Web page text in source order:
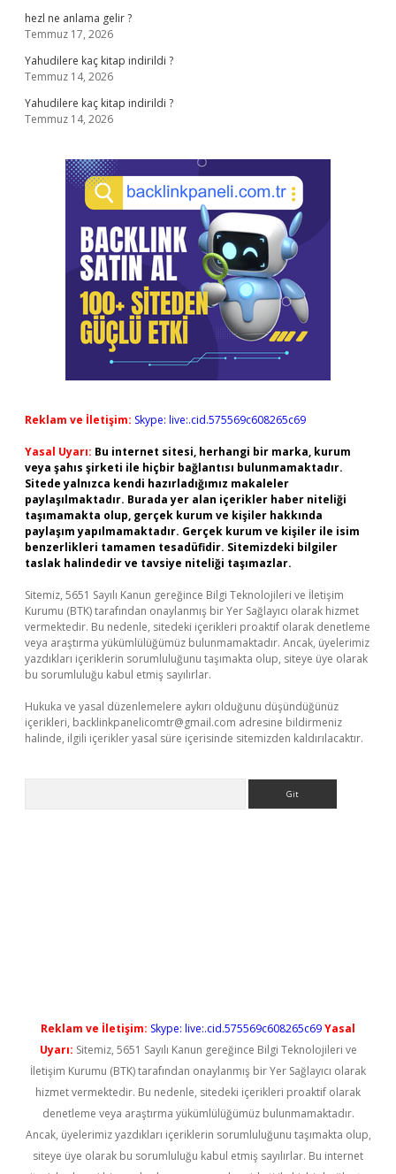
hezl ne anlama gelir ?
Temmuz 17, 2026
Yahudilere kaç kitap indirildi ?
Temmuz 14, 2026
Yahudilere kaç kitap indirildi ?
Temmuz 14, 2026
Reklam ve İletişim: Skype: live:.cid.575569c608265c69
Yasal Uyarı: Bu internet sitesi, herhangi bir marka, kurum
veya şahıs şirketi ile hiçbir bağlantısı bulunmamaktadır.
Sitede yalnızca kendi hazırladığımız makaleler
paylaşılmaktadır. Burada yer alan içerikler haber niteliği
taşımamakta olup, gerçek kurum ve kişiler hakkında
paylaşım yapılmamaktadır. Gerçek kurum ve kişiler ile isim
benzerlikleri tamamen tesadüfidir. Sitemizdeki bilgiler
taslak halindedir ve tavsiye niteliği taşımazlar.
Sitemiz, 5651 Sayılı Kanun gereğince Bilgi Teknolojileri ve İletişim
Kurumu (BTK) tarafından onaylanmış bir Yer Sağlayıcı olarak hizmet
vermektedir. Bu nedenle, sitedeki içerikleri proaktif olarak denetleme
veya araştırma yükümlülüğümüz bulunmamaktadır. Ancak, üyelerimiz
yazdıkları içeriklerin sorumluluğunu taşımakta olup, siteye üye olarak
bu sorumluluğu kabul etmiş sayılırlar.
Hukuka ve yasal düzenlemelere aykırı olduğunu düşündüğünüz
içerikleri, backlinkpanelicomtr@gmail.com adresine bildirmeniz
halinde, ilgili içerikler yasal süre içerisinde sitemizden kaldırılacaktır.
Reklam ve İletişim: Skype: live:.cid.575569c608265c69Yasal
Uyarı: Sitemiz, 5651 Sayılı Kanun gereğince Bilgi Teknolojileri ve
İletişim Kurumu (BTK) tarafından onaylanmış bir Yer Sağlayıcı olarak
hizmet vermektedir. Bu nedenle, sitedeki içerikleri proaktif olarak
denetleme veya araştırma yükümlülüğümüz bulunmamaktadır.
Ancak, üyelerimiz yazdıkları içeriklerin sorumluluğunu taşımakta olup,
siteye üye olarak bu sorumluluğu kabul etmiş sayılırlar. Bu internet